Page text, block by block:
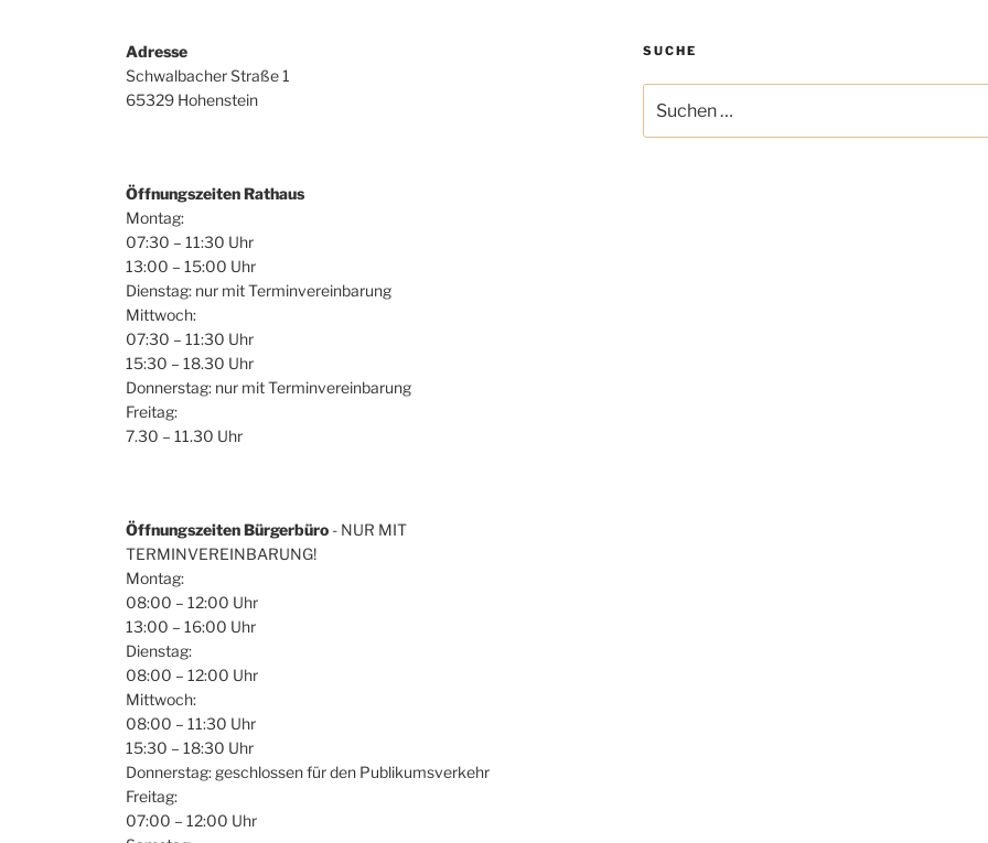
Adresse
Schwalbacher Straße 1
65329 Hohenstein
Öffnungszeiten Rathaus
Montag:
07:30 – 11:30 Uhr
13:00 – 15:00 Uhr
Dienstag: nur mit Terminvereinbarung
Mittwoch:
07:30 – 11:30 Uhr
15:30 – 18.30 Uhr
Donnerstag: nur mit Terminvereinbarung
Freitag:
7.30 – 11.30 Uhr
Öffnungszeiten Bürgerbüro - NUR MIT
TERMINVEREINBARUNG!
Montag:
08:00 – 12:00 Uhr
13:00 – 16:00 Uhr
Dienstag:
08:00 – 12:00 Uhr
Mittwoch:
08:00 – 11:30 Uhr
15:30 – 18:30 Uhr
Donnerstag: geschlossen für den Publikumsverkehr
Freitag:
07:00 – 12:00 Uhr
SUCHE
nach: